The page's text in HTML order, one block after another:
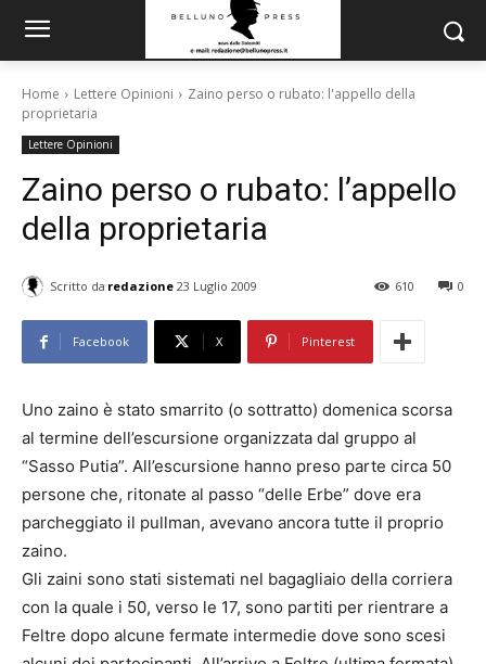
Home Lettere Opinioni
Zaino perso o rubato: l'appello della
proprietaria
Lettere Opinioni
Zaino perso o rubato: l’appello
della proprietaria
Scritto da redazione 23 Luglio 2009 0
610
Facebook X Pinterest
Uno zaino è stato smarrito (o sottratto) domenica scorsa
al termine dell’escursione organizzata dal gruppo al
“Sasso Putia”. All’escursione hanno preso parte circa 50
persone che, ritonate al passo “delle Erbe” dove era
parcheggiato il pullman, avevano ancora tutte il proprio
zaino.
Gli zaini sono stati sistemati nel bagagliaio della corriera
con la quale i 50, verso le 17, sono partiti per rientrare a
Feltre dopo alcune fermate intermedie dove sono scesi